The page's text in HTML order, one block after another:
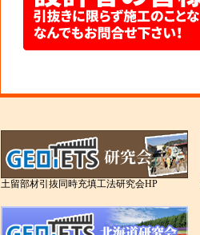
土留部材引抜同時充填工法研究会HP